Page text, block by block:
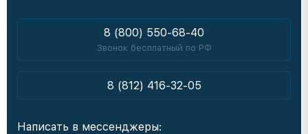
8 (800) 550-68-40
Звонок бесплатный по РФ
8 (812) 416-32-05
Написать в мессенджеры: